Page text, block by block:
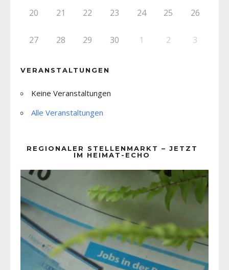
20 21 22 23 24 25 26
27 28 29 30 1 2 3
VERANSTALTUNGEN
Keine Veranstaltungen
Alle Veranstaltungen
REGIONALER STELLENMARKT – JETZT
IM HEIMAT-ECHO
Player